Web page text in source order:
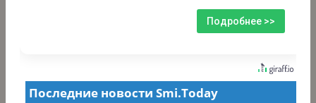
Подробнее >>